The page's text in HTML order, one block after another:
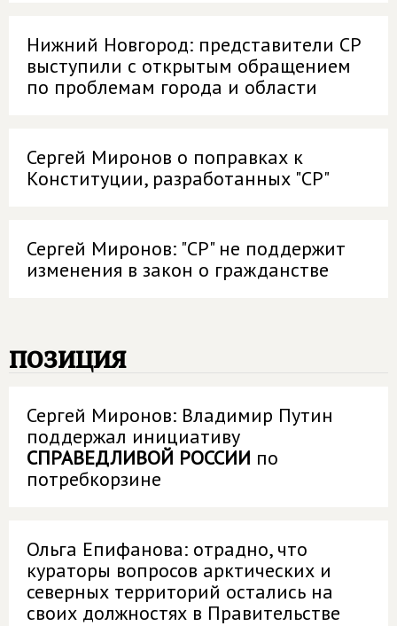
Нижний Новгород: представители СР
выступили с открытым обращением
по проблемам города и области
Сергей Миронов о поправках к
Конституции, разработанных "СР"
Сергей Миронов: "СР" не поддержит
изменения в закон о гражданстве
позиция
Сергей Миронов: Владимир Путин
поддержал инициативу
СПРАВЕДЛИВОЙ РОССИИ по
потребкорзине
Ольга Епифанова: отрадно, что
кураторы вопросов арктических и
северных территорий остались на
своих должностях в Правительстве